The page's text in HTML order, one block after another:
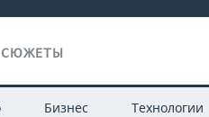
СЮЖЕТЫ
Бизнес Технологии